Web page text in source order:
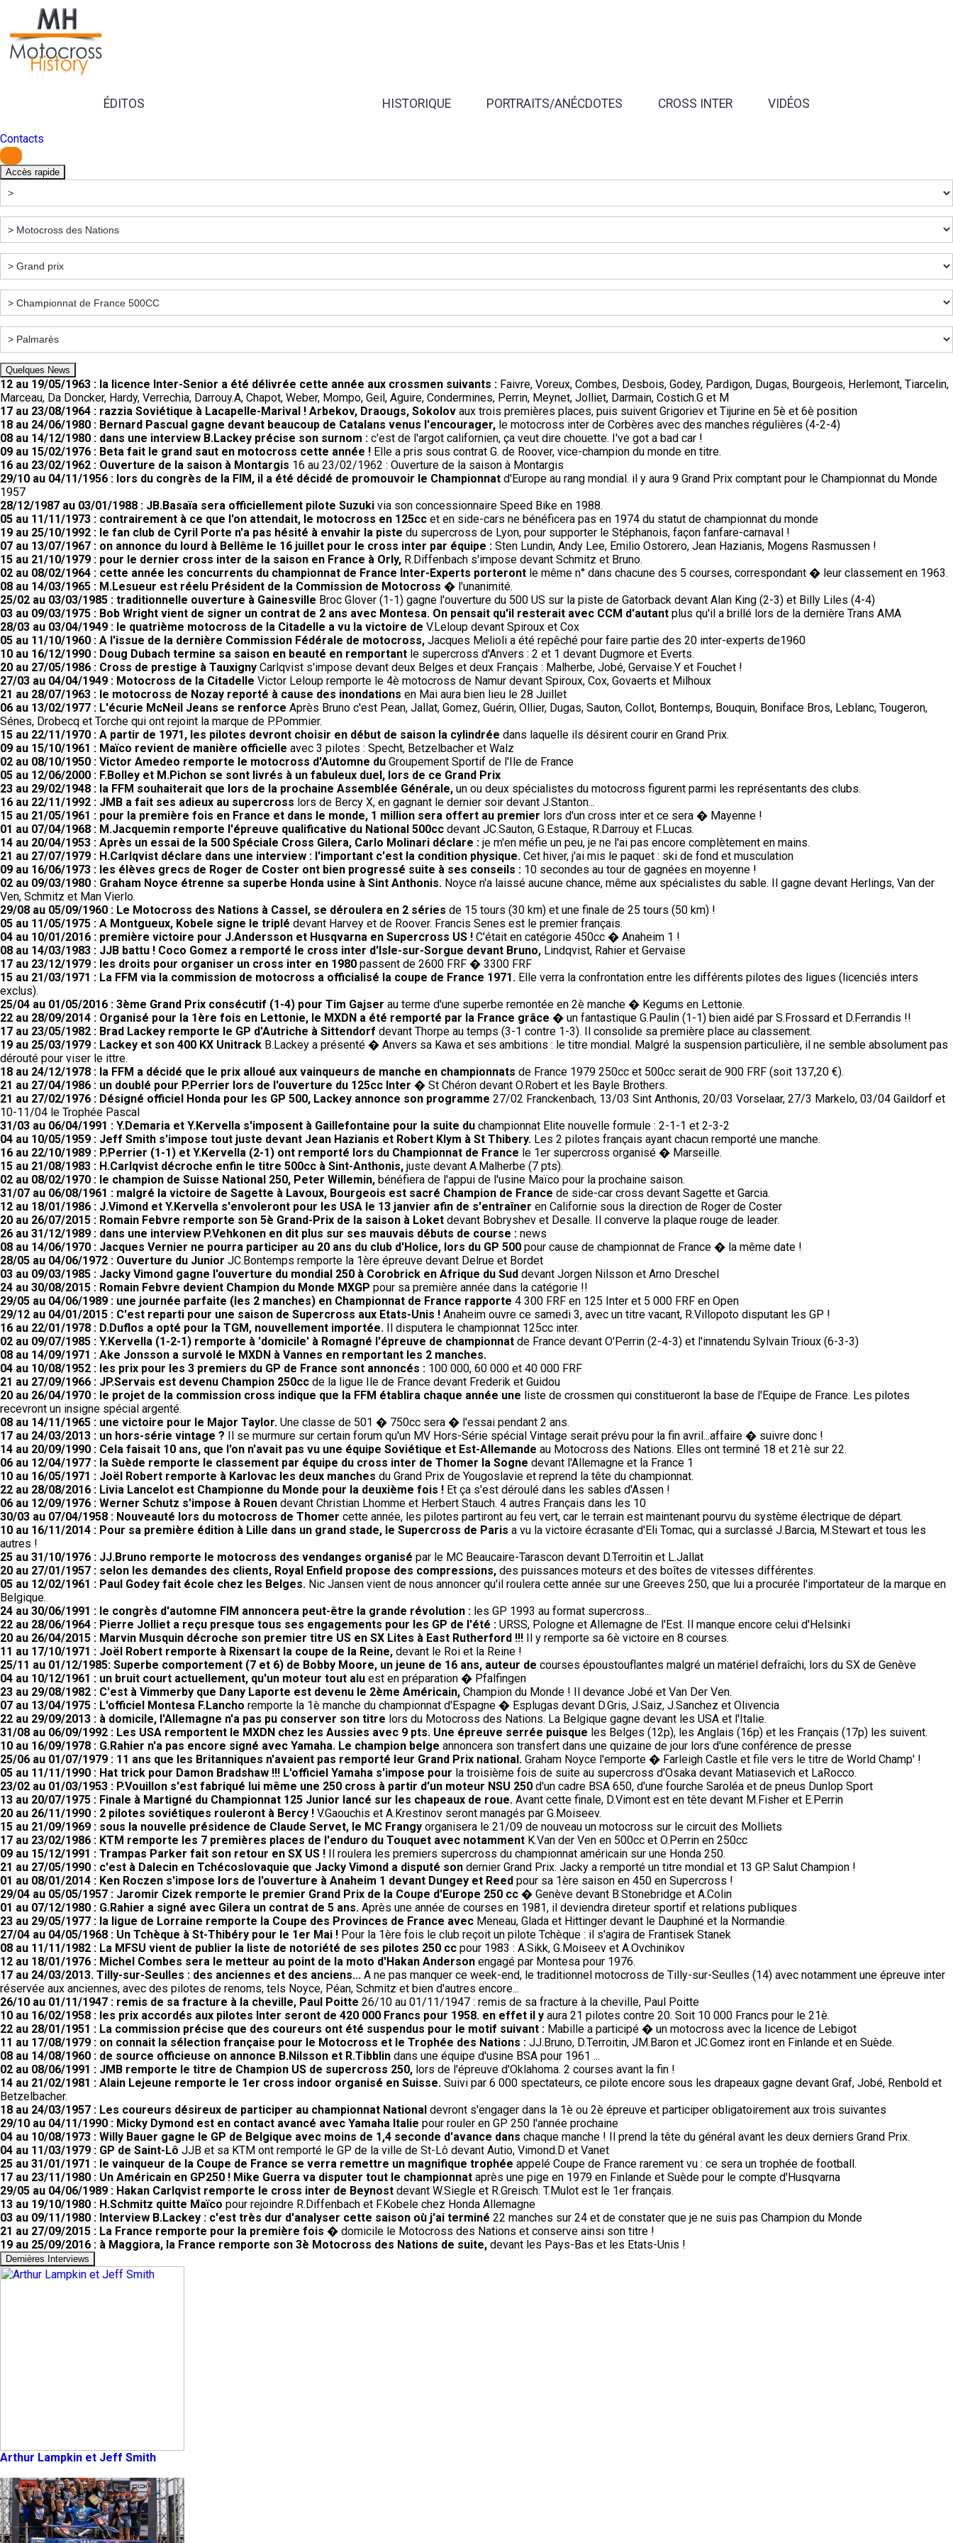
ÉDITOS HISTORIQUE PORTRAITS/ANÉCDOTES CROSS INTER VIDÉOS
Contacts
Accès rapide
Quelques News
12 au 19/05/1963 : la licence Inter-Senior a été délivrée cette année aux crossmen suivants : Faivre, Voreux, Combes, Desbois, Godey, Pardigon, Dugas, Bourgeois, Herlemont, Tiarcelin,
Marceau, Da Doncker, Hardy, Verrechia, Darrouy.A, Chapot, Weber, Mompo, Geil, Aguire, Condermines, Perrin, Meynet, Jolliet, Darmain, Costich.G et M
17 au 23/08/1964 : razzia Soviétique à Lacapelle-Marival ! Arbekov, Draougs, Sokolov aux trois premières places, puis suivent Grigoriev et Tijurine en 5è et 6è position
18 au 24/06/1980 : Bernard Pascual gagne devant beaucoup de Catalans venus l'encourager, le motocross inter de Corbères avec des manches régulières (4-2-4)
08 au 14/12/1980 : dans une interview B.Lackey précise son surnom : c'est de l'argot californien, ça veut dire chouette. I've got a bad car !
09 au 15/02/1976 : Beta fait le grand saut en motocross cette année ! Elle a pris sous contrat G. de Roover, vice-champion du monde en titre.
16 au 23/02/1962 : Ouverture de la saison à Montargis 16 au 23/02/1962 : Ouverture de la saison à Montargis
29/10 au 04/11/1956 : lors du congrès de la FIM, il a été décidé de promouvoir le Championnat d'Europe au rang mondial. il y aura 9 Grand Prix comptant pour le Championnat du Monde
1957
28/12/1987 au 03/01/1988 : JB.Basaïa sera officiellement pilote Suzuki via son concessionnaire Speed Bike en 1988.
05 au 11/11/1973 : contrairement à ce que l'on attendait, le motocross en 125cc et en side-cars ne bénéficera pas en 1974 du statut de championnat du monde
19 au 25/10/1992 : le fan club de Cyril Porte n'a pas hésité à envahir la piste du supercross de Lyon, pour supporter le Stéphanois, façon fanfare-carnaval !
07 au 13/07/1967 : on annonce du lourd à Bellême le 16 juillet pour le cross inter par équipe : Sten Lundin, Andy Lee, Emilio Ostorero, Jean Hazianis, Mogens Rasmussen !
15 au 21/10/1979 : pour le dernier cross inter de la saison en France à Orly, R.Diffenbach s'impose devant Schmitz et Bruno.
02 au 08/02/1964 : cette année les concurrents du championnat de France Inter-Experts porteront le même n° dans chacune des 5 courses, correspondant � leur classement en 1963.
08 au 14/03/1965 : M.Lesueur est réelu Président de la Commission de Motocross � l'unanimité.
25/02 au 03/03/1985 : traditionnelle ouverture à Gainesville Broc Glover (1-1) gagne l'ouverture du 500 US sur la piste de Gatorback devant Alan King (2-3) et Billy Liles (4-4)
03 au 09/03/1975 : Bob Wright vient de signer un contrat de 2 ans avec Montesa. On pensait qu'il resterait avec CCM d'autant plus qu'il a brillé lors de la dernière Trans AMA
28/03 au 03/04/1949 : le quatrième motocross de la Citadelle a vu la victoire de V.Leloup devant Spiroux et Cox
05 au 11/10/1960 : A l'issue de la dernière Commission Fédérale de motocross, Jacques Melioli a été repêché pour faire partie des 20 inter-experts de1960
10 au 16/12/1990 : Doug Dubach termine sa saison en beauté en remportant le supercross d'Anvers : 2 et 1 devant Dugmore et Everts.
20 au 27/05/1986 : Cross de prestige à Tauxigny Carlqvist s'impose devant deux Belges et deux Français : Malherbe, Jobé, Gervaise.Y et Fouchet !
27/03 au 04/04/1949 : Motocross de la Citadelle Victor Leloup remporte le 4è motocross de Namur devant Spiroux, Cox, Govaerts et Milhoux
21 au 28/07/1963 : le motocross de Nozay reporté à cause des inondations en Mai aura bien lieu le 28 Juillet
06 au 13/02/1977 : L'écurie McNeil Jeans se renforce Après Bruno c'est Pean, Jallat, Gomez, Guérin, Ollier, Dugas, Sauton, Collot, Bontemps, Bouquin, Boniface Bros, Leblanc, Tougeron,
Sénes, Drobecq et Torche qui ont rejoint la marque de P.Pommier.
15 au 22/11/1970 : A partir de 1971, les pilotes devront choisir en début de saison la cylindrée dans laquelle ils désirent courir en Grand Prix.
09 au 15/10/1961 : Maïco revient de manière officielle avec 3 pilotes : Specht, Betzelbacher et Walz
02 au 08/10/1950 : Victor Amedeo remporte le motocross d'Automne du Groupement Sportif de l'Ile de France
05 au 12/06/2000 : F.Bolley et M.Pichon se sont livrés à un fabuleux duel, lors de ce Grand Prix
23 au 29/02/1948 : la FFM souhaiterait que lors de la prochaine Assemblée Générale, un ou deux spécialistes du motocross figurent parmi les représentants des clubs.
16 au 22/11/1992 : JMB a fait ses adieux au supercross lors de Bercy X, en gagnant le dernier soir devant J.Stanton...
15 au 21/05/1961 : pour la première fois en France et dans le monde, 1 million sera offert au premier lors d'un cross inter et ce sera � Mayenne !
01 au 07/04/1968 : M.Jacquemin remporte l'épreuve qualificative du National 500cc devant JC.Sauton, G.Estaque, R.Darrouy et F.Lucas.
14 au 20/04/1953 : Après un essai de la 500 Spéciale Cross Gilera, Carlo Molinari déclare : je m'en méfie un peu, je ne l'ai pas encore complètement en mains.
21 au 27/07/1979 : H.Carlqvist déclare dans une interview : l'important c'est la condition physique. Cet hiver, j'ai mis le paquet : ski de fond et musculation
09 au 16/06/1973 : les élèves grecs de Roger de Coster ont bien progressé suite à ses conseils : 10 secondes au tour de gagnées en moyenne !
02 au 09/03/1980 : Graham Noyce étrenne sa superbe Honda usine à Sint Anthonis. Noyce n'a laissé aucune chance, même aux spécialistes du sable. Il gagne devant Herlings, Van der
Ven, Schmitz et Man Vierlo.
29/08 au 05/09/1960 : Le Motocross des Nations à Cassel, se déroulera en 2 séries de 15 tours (30 km) et une finale de 25 tours (50 km) !
05 au 11/05/1975 : A Montgueux, Kobele signe le triplé devant Harvey et de Roover. Francis Senes est le premier français.
04 au 10/01/2016 : première victoire pour J.Andersson et Husqvarna en Supercross US ! C'était en catégorie 450cc � Anaheim 1 !
08 au 14/03/1983 : JJB battu ! Coco Gomez a remporté le cross inter d'Isle-sur-Sorgue devant Bruno, Lindqvist, Rahier et Gervaise
17 au 23/12/1979 : les droits pour organiser un cross inter en 1980 passent de 2600 FRF � 3300 FRF
15 au 21/03/1971 : La FFM via la commission de motocross a officialisé la coupe de France 1971. Elle verra la confrontation entre les différents pilotes des ligues (licenciés inters
exclus).
25/04 au 01/05/2016 : 3ème Grand Prix consécutif (1-4) pour Tim Gajser au terme d'une superbe remontée en 2è manche � Kegums en Lettonie.
22 au 28/09/2014 : Organisé pour la 1ère fois en Lettonie, le MXDN a été remporté par la France grâce � un fantastique G.Paulin (1-1) bien aidé par S.Frossard et D.Ferrandis !!
17 au 23/05/1982 : Brad Lackey remporte le GP d'Autriche à Sittendorf devant Thorpe au temps (3-1 contre 1-3). Il consolide sa première place au classement.
19 au 25/03/1979 : Lackey et son 400 KX Unitrack B.Lackey a présenté � Anvers sa Kawa et ses ambitions : le titre mondial. Malgré la suspension particulière, il ne semble absolument pas
dérouté pour viser le ittre.
18 au 24/12/1978 : la FFM a décidé que le prix alloué aux vainqueurs de manche en championnats de France 1979 250cc et 500cc serait de 900 FRF (soit 137,20 €).
21 au 27/04/1986 : un doublé pour P.Perrier lors de l'ouverture du 125cc Inter � St Chéron devant O.Robert et les Bayle Brothers.
21 au 27/02/1976 : Désigné officiel Honda pour les GP 500, Lackey annonce son programme 27/02 Franckenbach, 13/03 Sint Anthonis, 20/03 Vorselaar, 27/3 Markelo, 03/04 Gaildorf et
10-11/04 le Trophée Pascal
31/03 au 06/04/1991 : Y.Demaria et Y.Kervella s'imposent à Gaillefontaine pour la suite du championnat Elite nouvelle formule : 2-1-1 et 2-3-2
04 au 10/05/1959 : Jeff Smith s'impose tout juste devant Jean Hazianis et Robert Klym à St Thibery. Les 2 pilotes français ayant chacun remporté une manche.
16 au 22/10/1989 : P.Perrier (1-1) et Y.Kervella (2-1) ont remporté lors du Championnat de France le 1er supercross organisé � Marseille.
15 au 21/08/1983 : H.Carlqvist décroche enfin le titre 500cc à Sint-Anthonis, juste devant A.Malherbe (7 pts).
02 au 08/02/1970 : le champion de Suisse National 250, Peter Willemin, bénéfiera de l'appui de l'usine Maïco pour la prochaine saison.
31/07 au 06/08/1961 : malgré la victoire de Sagette à Lavoux, Bourgeois est sacré Champion de France de side-car cross devant Sagette et Garcia.
12 au 18/01/1986 : J.Vimond et Y.Kervella s'envoleront pour les USA le 13 janvier afin de s'entraîner en Californie sous la direction de Roger de Coster
20 au 26/07/2015 : Romain Febvre remporte son 5è Grand-Prix de la saison à Loket devant Bobryshev et Desalle. Il converve la plaque rouge de leader.
26 au 31/12/1989 : dans une interview P.Vehkonen en dit plus sur ses mauvais débuts de course : news
08 au 14/06/1970 : Jacques Vernier ne pourra participer au 20 ans du club d'Holice, lors du GP 500 pour cause de championnat de France � la même date !
28/05 au 04/06/1972 : Ouverture du Junior JC.Bontemps remporte la 1ère épreuve devant Delrue et Bordet
03 au 09/03/1985 : Jacky Vimond gagne l'ouverture du mondial 250 à Corobrick en Afrique du Sud devant Jorgen Nilsson et Arno Dreschel
24 au 30/08/2015 : Romain Febvre devient Champion du Monde MXGP pour sa première année dans la catégorie !!
29/05 au 04/06/1989 : une journée parfaite (les 2 manches) en Championnat de France rapporte 4 300 FRF en 125 Inter et 5 000 FRF en Open
29/12 au 04/01/2015 : C'est reparti pour une saison de Supercross aux Etats-Unis ! Anaheim ouvre ce samedi 3, avec un titre vacant, R.Villopoto disputant les GP !
16 au 22/01/1978 : D.Duflos a opté pour la TGM, nouvellement importée. Il disputera le championnat 125cc inter.
02 au 09/07/1985 : Y.Kervella (1-2-1) remporte à 'domicile' à Romagné l'épreuve de championnat de France devant O'Perrin (2-4-3) et l'innatendu Sylvain Trioux (6-3-3)
08 au 14/09/1971 : Ake Jonsson a survolé le MXDN à Vannes en remportant les 2 manches.
04 au 10/08/1952 : les prix pour les 3 premiers du GP de France sont annoncés : 100 000, 60 000 et 40 000 FRF
21 au 27/09/1966 : JP.Servais est devenu Champion 250cc de la ligue Ile de France devant Frederik et Guidou
20 au 26/04/1970 : le projet de la commission cross indique que la FFM établira chaque année une liste de crossmen qui constitueront la base de l'Equipe de France. Les pilotes
recevront un insigne spécial argenté.
08 au 14/11/1965 : une victoire pour le Major Taylor. Une classe de 501 � 750cc sera � l'essai pendant 2 ans.
17 au 24/03/2013 : un hors-série vintage ? Il se murmure sur certain forum qu'un MV Hors-Série spécial Vintage serait prévu pour la fin avril...affaire � suivre donc !
14 au 20/09/1990 : Cela faisait 10 ans, que l'on n'avait pas vu une équipe Soviétique et Est-Allemande au Motocross des Nations. Elles ont terminé 18 et 21è sur 22.
06 au 12/04/1977 : la Suède remporte le classement par équipe du cross inter de Thomer la Sogne devant l'Allemagne et la France 1
10 au 16/05/1971 : Joël Robert remporte à Karlovac les deux manches du Grand Prix de Yougoslavie et reprend la tête du championnat.
22 au 28/08/2016 : Livia Lancelot est Championne du Monde pour la deuxième fois ! Et ça s'est déroulé dans les sables d'Assen !
06 au 12/09/1976 : Werner Schutz s'impose à Rouen devant Christian Lhomme et Herbert Stauch. 4 autres Français dans les 10
30/03 au 07/04/1958 : Nouveauté lors du motocross de Thomer cette année, les pilotes partiront au feu vert, car le terrain est maintenant pourvu du système électrique de départ.
10 au 16/11/2014 : Pour sa première édition à Lille dans un grand stade, le Supercross de Paris a vu la victoire écrasante d'Eli Tomac, qui a surclassé J.Barcia, M.Stewart et tous les
autres !
25 au 31/10/1976 : JJ.Bruno remporte le motocross des vendanges organisé par le MC Beaucaire-Tarascon devant D.Terroitin et L.Jallat
20 au 27/01/1957 : selon les demandes des clients, Royal Enfield propose des compressions, des puissances moteurs et des boîtes de vitesses différentes.
05 au 12/02/1961 : Paul Godey fait école chez les Belges. Nic Jansen vient de nous annoncer qu'il roulera cette année sur une Greeves 250, que lui a procurée l'importateur de la marque en
Belgique.
24 au 30/06/1991 : le congrès d'automne FIM annoncera peut-être la grande révolution : les GP 1993 au format supercross...
22 au 28/06/1964 : Pierre Jolliet a reçu presque tous ses engagements pour les GP de l'été : URSS, Pologne et Allemagne de l'Est. Il manque encore celui d'Helsinki
20 au 26/04/2015 : Marvin Musquin décroche son premier titre US en SX Lites à East Rutherford !!!
Il y remporte sa 6è victoire en 8 courses.
11 au 17/10/1971 : Joël Robert remporte à Rixensart la coupe de la Reine, devant le Roi et la Reine !
25/11 au 01/12/1985: Superbe comportement (7 et 6) de Bobby Moore, un jeune de 16 ans, auteur de courses époustouflantes malgré un matériel defraîchi, lors du SX de Genève
04 au 10/12/1961 : un bruit court actuellement, qu'un moteur tout alu est en préparation � Pfalfingen
23 au 29/08/1982 : C'est à Vimmerby que Dany Laporte est devenu le 2ème Américain, Champion du Monde ! Il devance Jobé et Van Der Ven.
07 au 13/04/1975 : L'officiel Montesa F.Lancho remporte la 1è manche du championnat d'Espagne � Esplugas devant D.Gris, J.Saiz, J.Sanchez et Olivencia
22 au 29/09/2013 : à domicile, l'Allemagne n'a pas pu conserver son titre lors du Motocross des Nations. La Belgique gagne devant les USA et l'Italie.
31/08 au 06/09/1992 : Les USA remportent le MXDN chez les Aussies avec 9 pts. Une épreuve serrée puisque les Belges (12p), les Anglais (16p) et les Français (17p) les suivent.
10 au 16/09/1978 : G.Rahier n'a pas encore signé avec Yamaha. Le champion belge annoncera son transfert dans une quizaine de jour lors d'une conférence de presse
25/06 au 01/07/1979 : 11 ans que les Britanniques n'avaient pas remporté leur Grand Prix national. Graham Noyce l'emporte � Farleigh Castle et file vers le titre de World Champ' !
05 au 11/11/1990 : Hat trick pour Damon Bradshaw !!! L'officiel Yamaha s'impose pour la troisième fois de suite au supercross d'Osaka devant Matiasevich et LaRocco.
23/02 au 01/03/1953 : P.Vouillon s'est fabriqué lui même une 250 cross à partir d'un moteur NSU 250 d'un cadre BSA 650, d'une fourche Saroléa et de pneus Dunlop Sport
13 au 20/07/1975 : Finale à Martigné du Championnat 125 Junior lancé sur les chapeaux de roue. Avant cette finale, D.Vimont est en tête devant M.Fisher et E.Perrin
20 au 26/11/1990 : 2 pilotes soviétiques rouleront à Bercy ! V.Gaouchis et A.Krestinov seront managés par G.Moiseev.
15 au 21/09/1969 : sous la nouvelle présidence de Claude Servet, le MC Frangy organisera le 21/09 de nouveau un motocross sur le circuit des Molliets
17 au 23/02/1986 : KTM remporte les 7 premières places de l'enduro du Touquet avec notamment K.Van der Ven en 500cc et O.Perrin en 250cc
09 au 15/12/1991 : Trampas Parker fait son retour en SX US ! Il roulera les premiers supercross du championnat américain sur une Honda 250.
21 au 27/05/1990 : c'est à Dalecin en Tchécoslovaquie que Jacky Vimond a disputé son dernier Grand Prix. Jacky a remporté un titre mondial et 13 GP. Salut Champion !
01 au 08/01/2014 : Ken Roczen s'impose lors de l'ouverture à Anaheim 1 devant Dungey et Reed pour sa 1ère saison en 450 en Supercross !
29/04 au 05/05/1957 : Jaromir Cizek remporte le premier Grand Prix de la Coupe d'Europe 250 cc � Genève devant B.Stonebridge et A.Colin
01 au 07/12/1980 : G.Rahier a signé avec Gilera un contrat de 5 ans. Après une année de courses en 1981, il deviendra direteur sportif et relations publiques
23 au 29/05/1977 : la ligue de Lorraine remporte la Coupe des Provinces de France avec Meneau, Glada et Hittinger devant le Dauphiné et la Normandie.
27/04 au 04/05/1968 : Un Tchèque à St-Thibéry pour le 1er Mai ! Pour la 1ère fois le club reçoit un pilote Tchèque : il s'agira de Frantisek Stanek
08 au 11/11/1982 : La MFSU vient de publier la liste de notoriété de ses pilotes 250 cc pour 1983 : A.Sikk, G.Moiseev et A.Ovchinikov
12 au 18/01/1976 : Michel Combes sera le metteur au point de la moto d'Hakan Anderson engagé par Montesa pour 1976.
17 au 24/03/2013. Tilly-sur-Seulles : des anciennes et des anciens... A ne pas manquer ce week-end, le traditionnel motocross de Tilly-sur-Seulles (14) avec notamment une épreuve inter
réservée aux anciennes, avec des pilotes de renoms, tels Noyce, Péan, Schmitz et bien d'autres encore...
26/10 au 01/11/1947 : remis de sa fracture à la cheville, Paul Poitte 26/10 au 01/11/1947 : remis de sa fracture à la cheville, Paul Poitte
10 au 16/02/1958 : les prix accordés aux pilotes Inter seront de 420 000 Francs pour 1958. en effet il y aura 21 pilotes contre 20. Soit 10 000 Francs pour le 21è.
22 au 28/01/1951 : La commission précise que des coureurs ont été suspendus pour le motif suivant : Mabille a participé � un motocross avec la licence de Lebigot
11 au 17/08/1979 : on connait la sélection française pour le Motocross et le Trophée des Nations : JJ.Bruno, D.Terroitin, JM.Baron et JC.Gomez iront en Finlande et en Suède.
08 au 14/08/1960 : de source officieuse on annonce B.Nilsson et R.Tibblin dans une équipe d'usine BSA pour 1961 ...
02 au 08/06/1991 : JMB remporte le titre de Champion US de supercross 250, lors de l'épreuve d'Oklahoma. 2 courses avant la fin !
14 au 21/02/1981 : Alain Lejeune remporte le 1er cross indoor organisé en Suisse. Suivi par 6 000 spectateurs, ce pilote encore sous les drapeaux gagne devant Graf, Jobé, Renbold et
Betzelbacher.
18 au 24/03/1957 : Les coureurs désireux de participer au championnat National devront s'engager dans la 1è ou 2è épreuve et participer obligatoirement aux trois suivantes
29/10 au 04/11/1990 : Micky Dymond est en contact avancé avec Yamaha Italie pour rouler en GP 250 l'année prochaine
04 au 10/08/1973 : Willy Bauer gagne le GP de Belgique avec moins de 1,4 seconde d'avance dans chaque manche ! Il prend la tête du général avant les deux derniers Grand Prix.
04 au 11/03/1979 : GP de Saint-Lô JJB et sa KTM ont remporté le GP de la ville de St-Lô devant Autio, Vimond.D et Vanet
25 au 31/01/1971 : le vainqueur de la Coupe de France se verra remettre un magnifique trophée appelé Coupe de France rarement vu : ce sera un trophée de football.
17 au 23/11/1980 : Un Américain en GP250 ! Mike Guerra va disputer tout le championnat après une pige en 1979 en Finlande et Suède pour le compte d'Husqvarna
29/05 au 04/06/1989 : Hakan Carlqvist remporte le cross inter de Beynost devant W.Siegle et R.Greisch. T.Mulot est le 1er français.
13 au 19/10/1980 : H.Schmitz quitte Maïco pour rejoindre R.Diffenbach et F.Kobele chez Honda Allemagne
03 au 09/11/1980 : Interview B.Lackey : c'est très dur d'analyser cette saison où j'ai terminé 22 manches sur 24 et de constater que je ne suis pas Champion du Monde
21 au 27/09/2015 : La France remporte pour la première fois � domicile le Motocross des Nations et conserve ainsi son titre !
19 au 25/09/2016 : à Maggiora, la France remporte son 3è Motocross des Nations de suite, devant les Pays-Bas et les Etats-Unis !
Dernières Interviews
Arthur Lampkin et Jeff Smith